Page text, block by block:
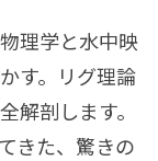
理学と水中映
す。リグ理論
解剖します。
きた、驚きの